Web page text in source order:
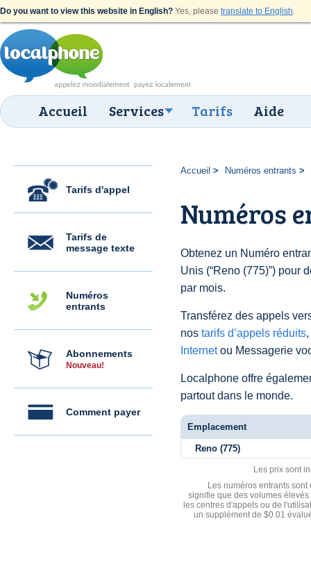
Do you want to view this website in English? Yes, please translate to English.
Accueil Services Tarifs Aide
Tarifs d'appel
Tarifs de
message texte
Numéros
entrants
Abonnements
Nouveau!
Comment payer
Accueil Numéros entrants
Numéros
Obtenez un Numéro
Unis (“Reno (775)”) pour
par mois.
Transférez des appels
nos tarifs d’appels réduits
Internetou Messagerie
Localphone offre
partout dans le monde.
Emplacement
Reno (775)
Les prix sont
Les numéros entrants
signifie que des volumes
les centres d'appels ou de
un supplément de $0.01